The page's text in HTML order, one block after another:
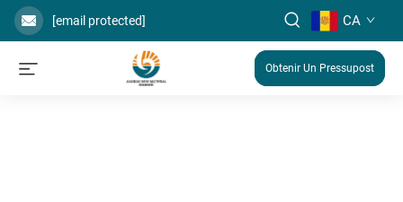
[email protected] CA
Obtenir Un Pressupost